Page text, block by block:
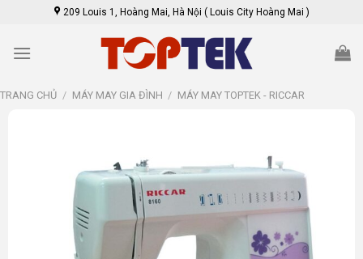
content
209 Louis 1, Hoàng Mai, Hà Nội ( Louis City Hoàng Mai )
TRANG CHỦ / MÁY MAY GIA ĐÌNH / MÁY MAY TOPTEK - RICCAR